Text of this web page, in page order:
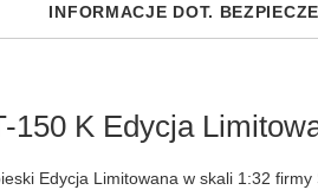
150 K Edycja
Edycja Limitowana w skali 1:32
INFORMACJE DOT.